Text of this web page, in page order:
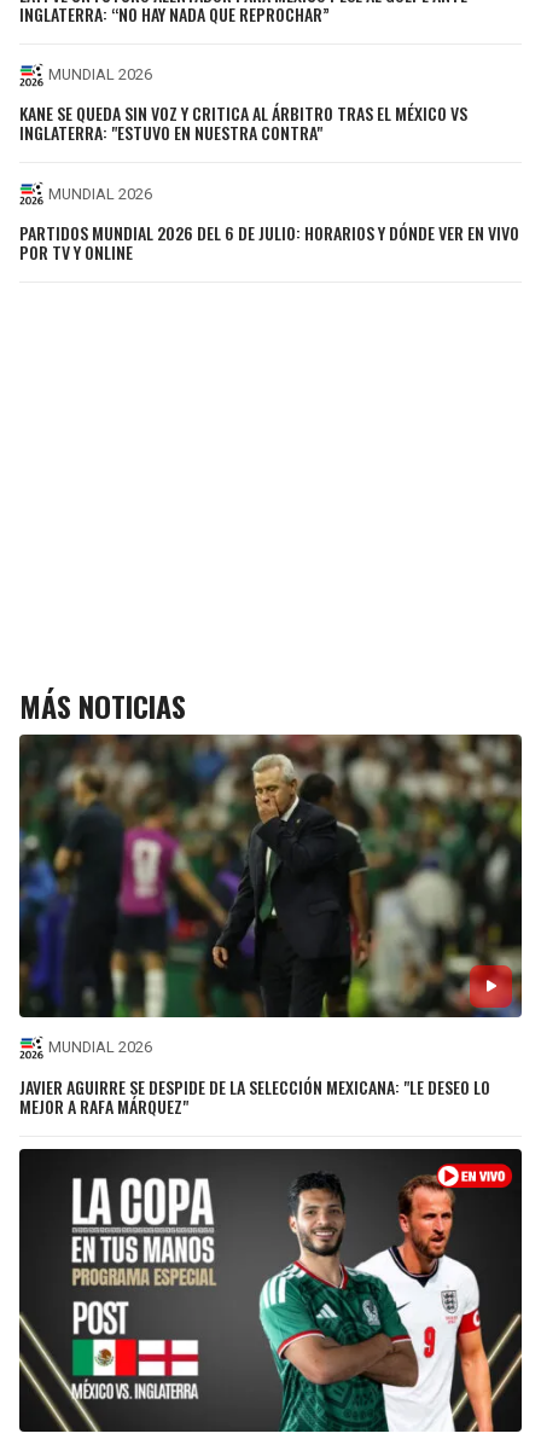
INGLATERRA: “NO HAY NADA QUE REPROCHAR”
MUNDIAL 2026
KANE SE QUEDA SIN VOZ Y CRITICA AL ÁRBITRO TRAS EL MÉXICO VS
INGLATERRA: "ESTUVO EN NUESTRA CONTRA"
MUNDIAL 2026
PARTIDOS MUNDIAL 2026 DEL 6 DE JULIO: HORARIOS Y DÓNDE VER EN VIVO
POR TV Y ONLINE
MÁS NOTICIAS
MUNDIAL 2026
JAVIER AGUIRRE SE DESPIDE DE LA SELECCIÓN MEXICANA: "LE DESEO LO
MEJOR A RAFA MÁRQUEZ"